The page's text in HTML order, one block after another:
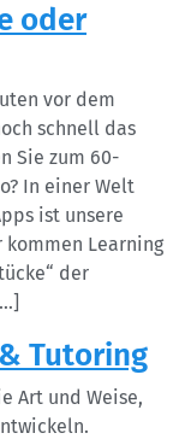
oder
vor dem
schnell das
Sie zum 60-
In einer Welt
ist unsere
Learning
der
Tutoring
Art und Weise,